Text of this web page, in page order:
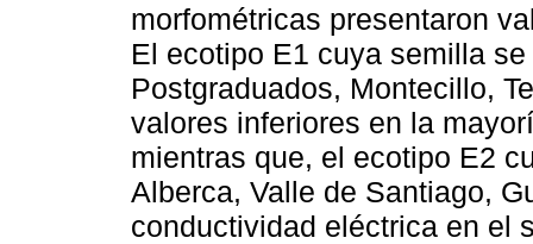
morfométricas presentaron
El ecotipo E1 cuya semilla
Postgraduados, Montecillo,
valores inferiores en la
mientras que, el ecotipo E2
Alberca, Valle de Santiago,
conductividad eléctrica en el